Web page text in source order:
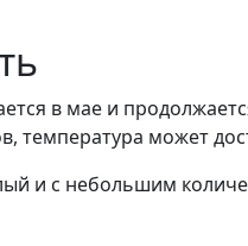
в мае и
температура может
и с небольшим